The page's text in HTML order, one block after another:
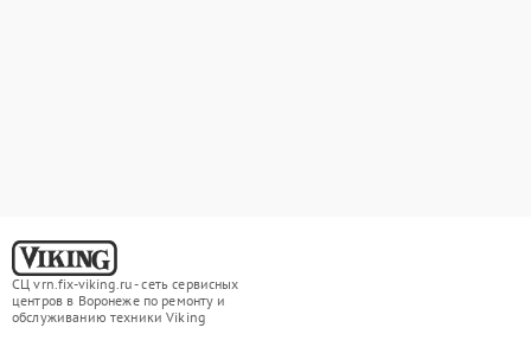
СЦ vrn.fix-viking.ru - сеть сервисных
центров в Воронеже по ремонту и
обслуживанию техники Viking